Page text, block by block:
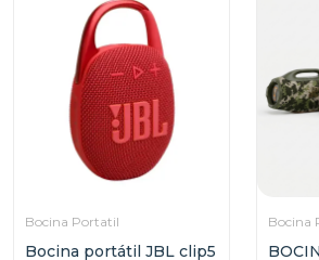
Bocina Portatil
Bocina portátil JBL clip5
Bocina